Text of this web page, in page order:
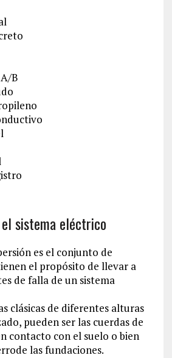
B
sistema eléctrico
es el conjunto de
el propósito de llevar a
de falla de un sistema
clásicas de diferentes alturas
pueden ser las cuerdas de
contacto con el suelo o bien
las fundaciones.